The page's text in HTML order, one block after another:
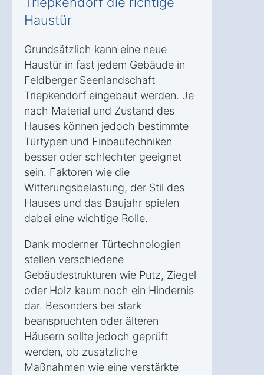
Haustür
Grundsätzlich kann eine neue
Haustür in fast jedem Gebäude in
Feldberger Seenlandschaft
Triepkendorf eingebaut werden. Je
nach Material und Zustand des
Hauses können jedoch bestimmte
Türtypen und Einbautechniken
besser oder schlechter geeignet
sein. Faktoren wie die
Witterungsbelastung, der Stil des
Hauses und das Baujahr spielen
dabei eine wichtige Rolle.
Dank moderner Türtechnologien
stellen verschiedene
Gebäudestrukturen wie Putz, Ziegel
oder Holz kaum noch ein Hindernis
dar. Besonders bei stark
beanspruchten oder älteren
Häusern sollte jedoch geprüft
werden, ob zusätzliche
Maßnahmen wie eine verstärkte